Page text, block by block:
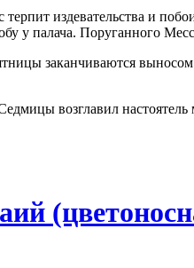
издевательства и
у палача. Поруганного
заканчиваются
возглавил